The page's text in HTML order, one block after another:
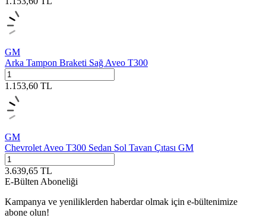
GM
Arka Tampon Braketi Sağ Aveo T300
1.153,60 TL
GM
Chevrolet Aveo T300 Sedan Sol Tavan Çıtası GM
3.639,65 TL
E-Bülten Aboneliği
Kampanya ve yeniliklerden haberdar olmak için e-bültenimize
abone olun!